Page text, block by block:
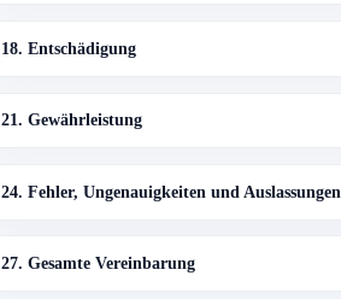
18. Entschädigung
21. Gewährleistung
24. Fehler, Ungenauigkeiten und Auslassungen
27. Gesamte Vereinbarung